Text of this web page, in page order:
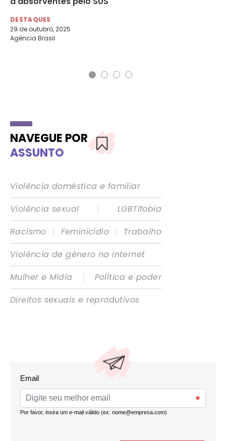
DESTAQUES
29 de outubro, 2025
Agência Brasil
NAVEGUE POR
ASSUNTO
Violência doméstica e familiar
Violência sexual
|
LGBTIfobia
Racismo
| Feminicídio |
Trabalho
Violência de gênero na internet
Mulher e Mídia
|
Política e poder
Direitos sexuais e reprodutivos